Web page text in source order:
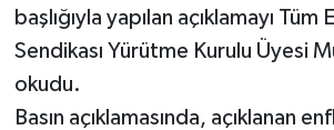
başlığıyla yapılan açıklamayı Tüm
Sendikası Yürütme Kurulu Üyesi
okudu.
Basın açıklamasında, açıklanan